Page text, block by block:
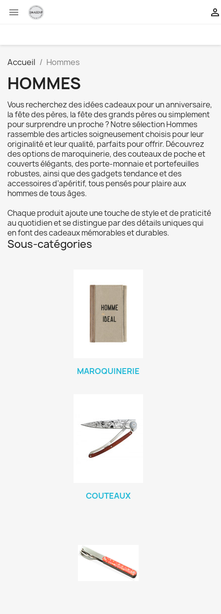
 
Accueil Hommes
HOMMES
Vous recherchez des idées cadeaux pour un anniversaire,
la fête des pères, la fête des grands pères ou simplement
pour surprendre un proche ? Notre sélection Hommes
rassemble des articles soigneusement choisis pour leur
originalité et leur qualité, parfaits pour offrir. Découvrez
des options de maroquinerie, des couteaux de poche et
couverts élégants, des porte-monnaie et portefeuilles
robustes, ainsi que des gadgets tendance et des
accessoires d’apéritif, tous pensés pour plaire aux
hommes de tous âges.
Chaque produit ajoute une touche de style et de praticité
au quotidien et se distingue par des détails uniques qui
en font des cadeaux mémorables et durables.
Sous-catégories
MAROQUINERIE
COUTEAUX